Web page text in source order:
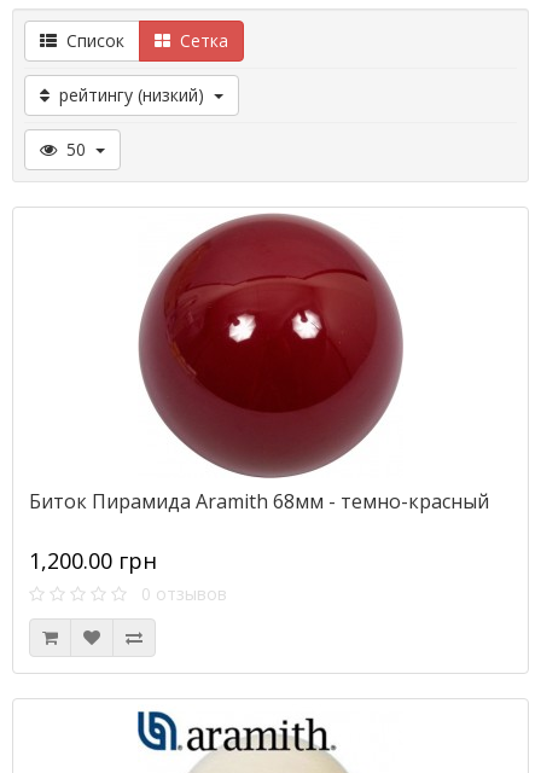
Список Сетка
рейтингу (низкий)
50
Биток Пирамида Aramith 68мм - темно-красный
1,200.00 грн
0 отзывов